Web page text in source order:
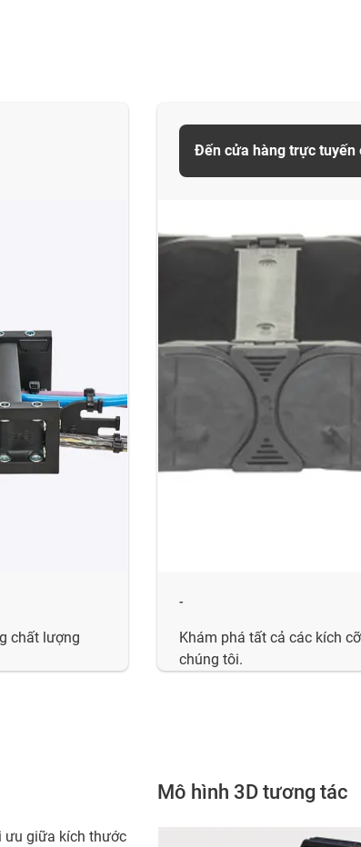
chất lượng
-
Khám phá tất cả các kích
chúng tôi.
Đến cửa hàng trực tuyến
ưu giữa kích thước
Mô hình 3D tương tác